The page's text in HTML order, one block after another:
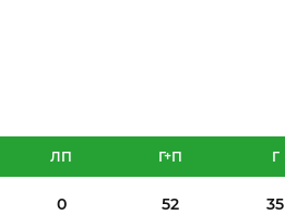
ЛП Г+П Г
0 52 35